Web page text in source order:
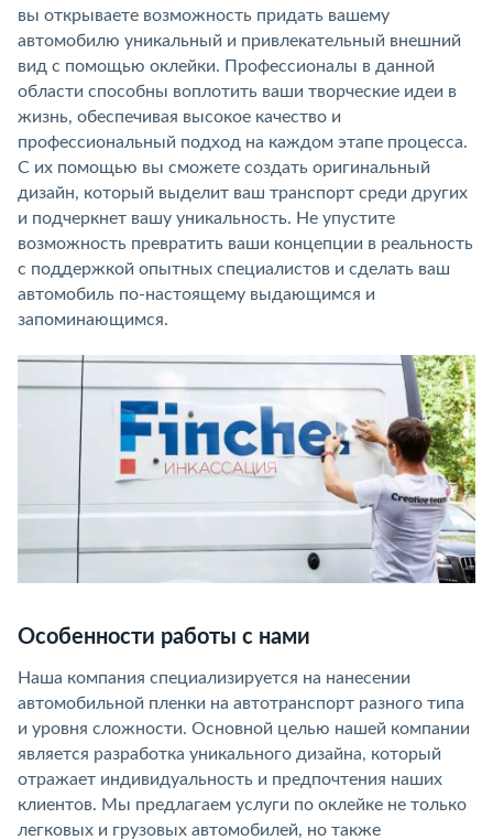
вы открываете возможность придать вашему
автомобилю уникальный и привлекательный внешний
вид с помощью оклейки. Профессионалы в данной
области способны воплотить ваши творческие идеи в
жизнь, обеспечивая высокое качество и
профессиональный подход на каждом этапе процесса.
С их помощью вы сможете создать оригинальный
дизайн, который выделит ваш транспорт среди других
и подчеркнет вашу уникальность. Не упустите
возможность превратить ваши концепции в реальность
с поддержкой опытных специалистов и сделать ваш
автомобиль по-настоящему выдающимся и
запоминающимся.
Особенности работы с нами
Наша компания специализируется на нанесении
автомобильной пленки на автотранспорт разного типа
и уровня сложности. Основной целью нашей компании
является разработка уникального дизайна, который
отражает индивидуальность и предпочтения наших
клиентов. Мы предлагаем услуги по оклейке не только
легковых и грузовых автомобилей, но также